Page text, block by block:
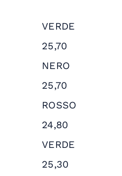
VERDE
25,70
NERO
25,70
ROSSO
24,80
VERDE
25,30